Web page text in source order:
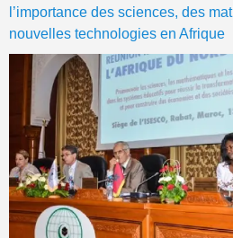
l’importance des sciences, des
nouvelles technologies en Afrique